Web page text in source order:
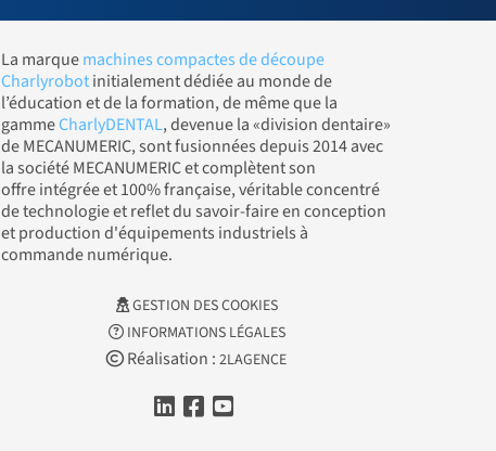
La marquemachines compactes de découpe
Charlyrobotinitialement dédiée au monde de
l’éducation et de la formation, de même que la
gammeCharlyDENTAL, devenue la «division dentaire»
de MECANUMERIC, sont fusionnées depuis 2014 avec
la société MECANUMERIC et complètent son
offre intégrée et 100% française, véritable concentré
de technologie et reflet du savoir-faire en conception
et production d'équipements industriels à
commande numérique.
GESTION DES COOKIES
INFORMATIONS LÉGALES
Réalisation : 2LAGENCE